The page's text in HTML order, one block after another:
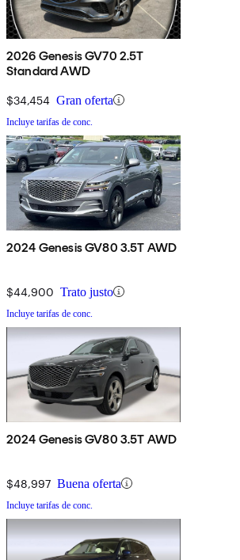
2026 Genesis GV70 2.5T
Standard AWD
$34,454 Gran oferta
Incluye tarifas de conc.
2024 Genesis GV80 3.5T AWD
$44,900 Trato justo
Incluye tarifas de conc.
2024 Genesis GV80 3.5T AWD
$48,997 Buena oferta
Incluye tarifas de conc.